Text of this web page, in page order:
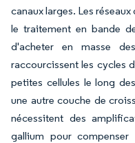
canaux larges. Les
le traitement en bande
d'acheter en masse
raccourcissent les cycles
petites cellules le long
une autre couche de
nécessitent des
gallium pour